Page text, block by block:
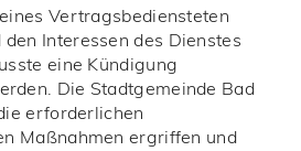
Vertragsbediensteten
Interessen des Dienstes
eine Kündigung
Die Stadtgemeinde Bad
erforderlichen
Maßnahmen ergriffen und